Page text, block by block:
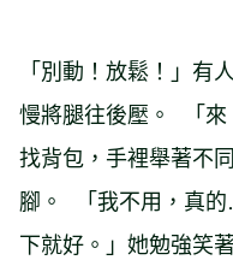
「別動！放鬆！」有
慢將腿往後壓。 「來
找背包，手裡舉著不
腳。 「我不用，真
下就好。」她勉強笑